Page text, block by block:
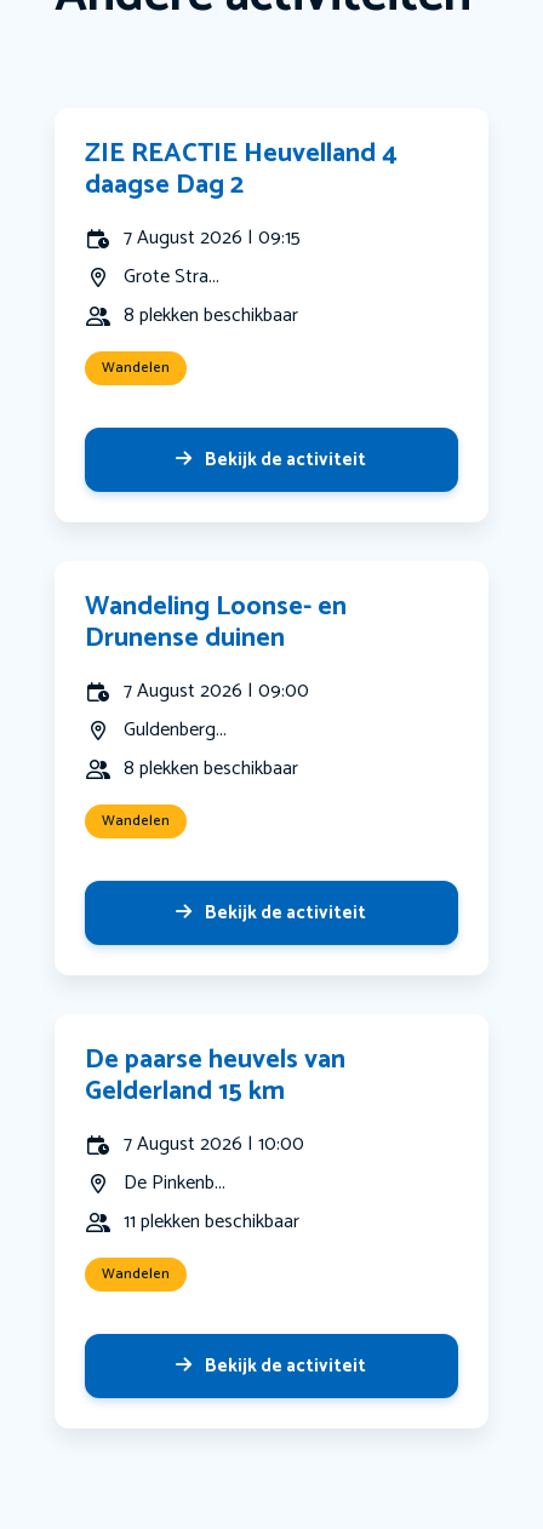
ZIE REACTIE Heuvelland 4
daagse Dag 2
7 August 2026 | 09:15
Grote Stra...
8 plekken beschikbaar
Wandelen
Bekijk de activiteit
Wandeling Loonse- en
Drunense duinen
7 August 2026 | 09:00
Guldenberg...
8 plekken beschikbaar
Wandelen
Bekijk de activiteit
De paarse heuvels van
Gelderland 15 km
7 August 2026 | 10:00
De Pinkenb...
11 plekken beschikbaar
Wandelen
Bekijk de activiteit